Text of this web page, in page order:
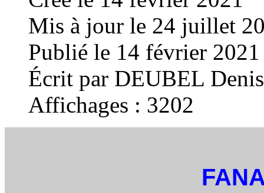
Mis à jour le 24 juillet
Publié le 14 février 2021
Écrit par DEUBEL Denis
Affichages : 3202